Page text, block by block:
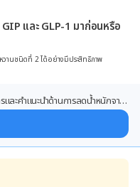
และ GLP-1 มาก่อนหรือ
วานชนิดที่ 2 ได้อย่างมีประสิทธิภาพ
ละคำแนะนำด้านการลดน้ำหนักจาก